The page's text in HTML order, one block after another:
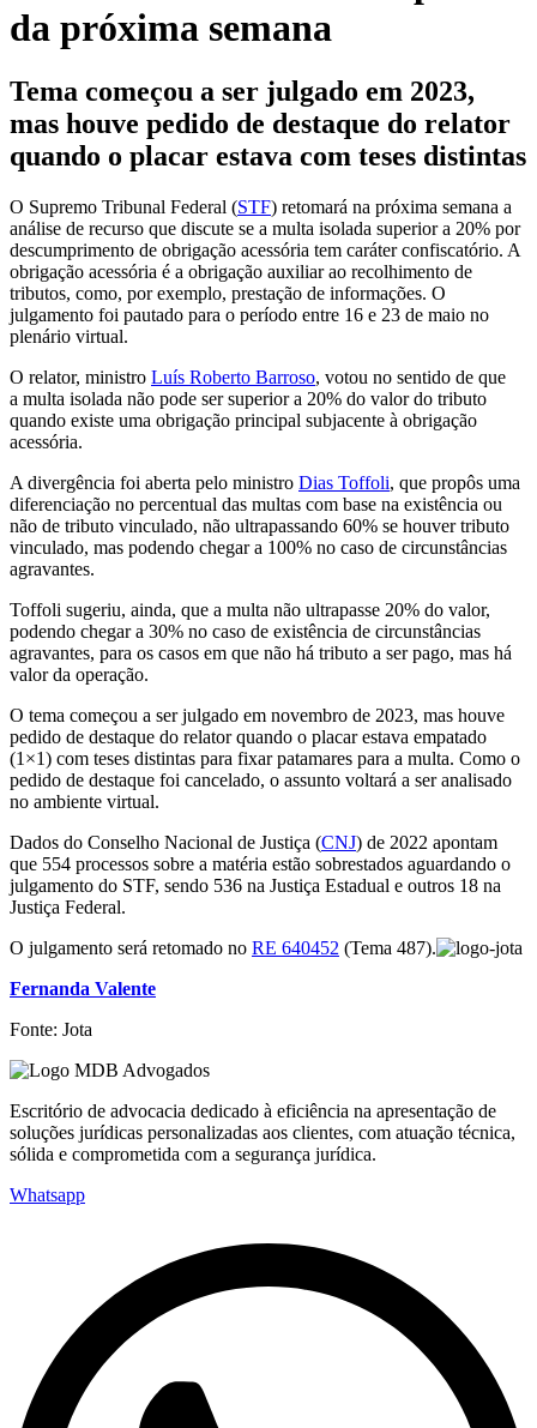
da próxima semana
Tema começou a ser julgado em 2023,
mas houve pedido de destaque do relator
quando o placar estava com teses distintas
O Supremo Tribunal Federal (STF) retomará na próxima semana a
análise de recurso que discute se a multa isolada superior a 20% por
descumprimento de obrigação acessória tem caráter confiscatório. A
obrigação acessória é a obrigação auxiliar ao recolhimento de
tributos, como, por exemplo, prestação de informações. O
julgamento foi pautado para o período entre 16 e 23 de maio no
plenário virtual.
O relator, ministro Luís Roberto Barroso, votou no sentido de que
a multa isolada não pode ser superior a 20% do valor do tributo
quando existe uma obrigação principal subjacente à obrigação
acessória.
A divergência foi aberta pelo ministro Dias Toffoli, que propôs uma
diferenciação no percentual das multas com base na existência ou
não de tributo vinculado, não ultrapassando 60% se houver tributo
vinculado, mas podendo chegar a 100% no caso de circunstâncias
agravantes.
Toffoli sugeriu, ainda, que a multa não ultrapasse 20% do valor,
podendo chegar a 30% no caso de existência de circunstâncias
agravantes, para os casos em que não há tributo a ser pago, mas há
valor da operação.
O tema começou a ser julgado em novembro de 2023, mas houve
pedido de destaque do relator quando o placar estava empatado
(1×1) com teses distintas para fixar patamares para a multa. Como o
pedido de destaque foi cancelado, o assunto voltará a ser analisado
no ambiente virtual.
Dados do Conselho Nacional de Justiça (CNJ) de 2022 apontam
que 554 processos sobre a matéria estão sobrestados aguardando o
julgamento do STF, sendo 536 na Justiça Estadual e outros 18 na
Justiça Federal.
O julgamento será retomado no RE 640452 (Tema 487).
Fernanda Valente
Fonte: Jota
Escritório de advocacia dedicado à eficiência na apresentação de
soluções jurídicas personalizadas aos clientes, com atuação técnica,
sólida e comprometida com a segurança jurídica.
Whatsapp